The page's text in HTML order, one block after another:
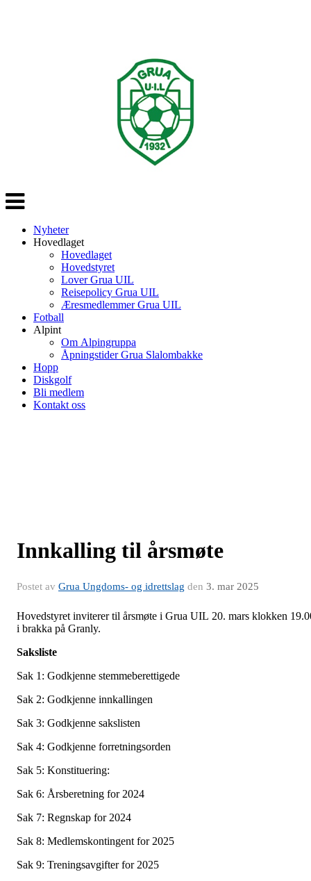
Veksle
navigasjon
Nyheter
Hovedlaget
Hovedlaget
Hovedstyret
Lover Grua UIL
Reisepolicy Grua UIL
Æresmedlemmer Grua UIL
Fotball
Alpint
Om Alpingruppa
Åpningstider Grua Slalombakke
Hopp
Diskgolf
Bli medlem
Kontakt oss
Innkalling til årsmøte
Postet av Grua Ungdoms- og idrettslag den 3. mar 2025
Hovedstyret inviterer til årsmøte i Grua UIL 20. mars klokken
i brakka på Granly.
Saksliste
Sak 1: Godkjenne stemmeberettigede
Sak 2: Godkjenne innkallingen
Sak 3: Godkjenne sakslisten
Sak 4: Godkjenne forretningsorden
Sak 5: Konstituering:
Sak 6: Årsberetning for 2024
Sak 7: Regnskap for 2024
Sak 8: Medlemskontingent for 2025
Sak 9: Treningsavgifter for 2025